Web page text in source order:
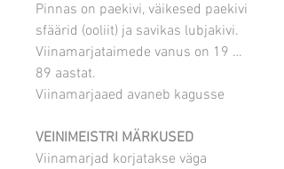
Pinnas on paekivi, väikesed paekivi
sfäärid (ooliit) ja savikas lubjakivi.
Viinamarjataimede vanus on 19 …
89 aastat.
Viinamarjaaed avaneb kagusse
VEINIMEISTRI MÄRKUSED
Viinamarjad korjatakse väga